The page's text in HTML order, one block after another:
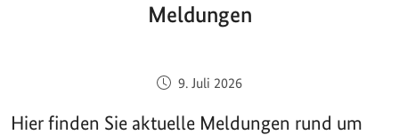
Meldungen
Veröffentlicht am:
9. Juli 2026
Hier finden Sie aktuelle Meldungen rund um